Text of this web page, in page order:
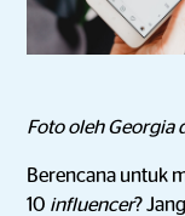
Foto oleh Georgia
Berencana untuk
10 influencer?